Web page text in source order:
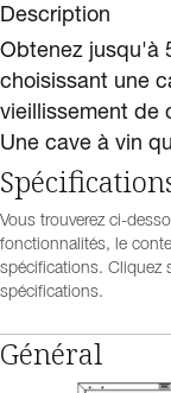
Description
Obtenez jusqu'à
choisissant une
vieillissement de
Une cave à vin
Vous trouverez ci-
fonctionnalités, le
spécifications. Cliquez
spécifications.
Général